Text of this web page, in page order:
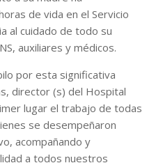
de vida en el Servicio
al cuidado de todo su
auxiliares y médicos.
por esta significativa
director (s) del Hospital
lugar el trabajo de todas
se desempeñaron
acompañando y
a todos nuestros